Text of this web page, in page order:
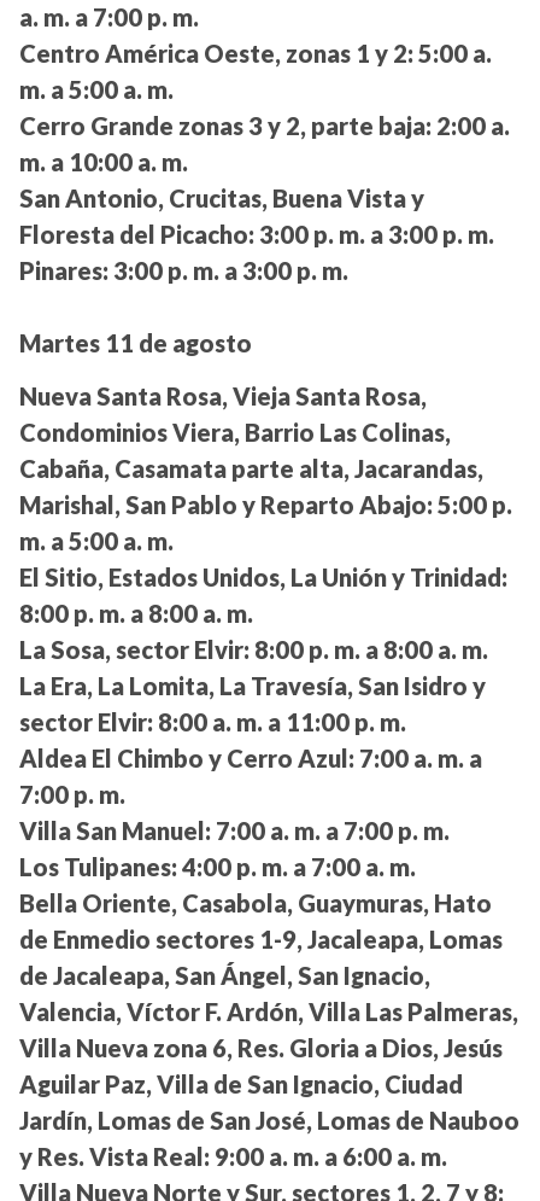
a. m. a 7:00 p. m.
Centro América Oeste, zonas 1 y 2: 5:00 a.
m. a 5:00 a. m.
Cerro Grande zonas 3 y 2, parte baja: 2:00 a.
m. a 10:00 a. m.
San Antonio, Crucitas, Buena Vista y
Floresta del Picacho: 3:00 p. m. a 3:00 p. m.
Pinares: 3:00 p. m. a 3:00 p. m.
Martes 11 de agosto
Nueva Santa Rosa, Vieja Santa Rosa,
Condominios Viera, Barrio Las Colinas,
Cabaña, Casamata parte alta, Jacarandas,
Marishal, San Pablo y Reparto Abajo: 5:00 p.
m. a 5:00 a. m.
El Sitio, Estados Unidos, La Unión y Trinidad:
8:00 p. m. a 8:00 a. m.
La Sosa, sector Elvir: 8:00 p. m. a 8:00 a. m.
La Era, La Lomita, La Travesía, San Isidro y
sector Elvir: 8:00 a. m. a 11:00 p. m.
Aldea El Chimbo y Cerro Azul: 7:00 a. m. a
7:00 p. m.
Villa San Manuel: 7:00 a. m. a 7:00 p. m.
Los Tulipanes: 4:00 p. m. a 7:00 a. m.
Bella Oriente, Casabola, Guaymuras, Hato
de Enmedio sectores 1-9, Jacaleapa, Lomas
de Jacaleapa, San Ángel, San Ignacio,
Valencia, Víctor F. Ardón, Villa Las Palmeras,
Villa Nueva zona 6, Res. Gloria a Dios, Jesús
Aguilar Paz, Villa de San Ignacio, Ciudad
Jardín, Lomas de San José, Lomas de Nauboo
y Res. Vista Real: 9:00 a. m. a 6:00 a. m.
Villa Nueva Norte y Sur, sectores 1, 2, 7 y 8: